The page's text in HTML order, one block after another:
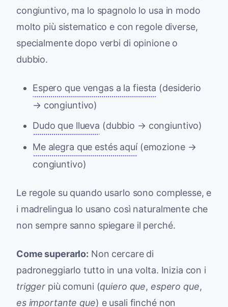
congiuntivo, ma lo spagnolo lo usa in modo
molto più sistematico e con regole diverse,
specialmente dopo verbi di opinione o
dubbio.
Espero que vengas a la fiesta (desiderio
→ congiuntivo)
Dudo que llueva (dubbio → congiuntivo)
Me alegra que estés aquí(emozione →
congiuntivo)
Le regole su quando usarlo sono complesse, e
i madrelingua lo usano così naturalmente che
non sempre sanno spiegare il perché.
Come superarlo: Non cercare di
padroneggiarlo tutto in una volta. Inizia con i
trigger più comuni (quiero que, espero que,
es importante que) e usali finché non